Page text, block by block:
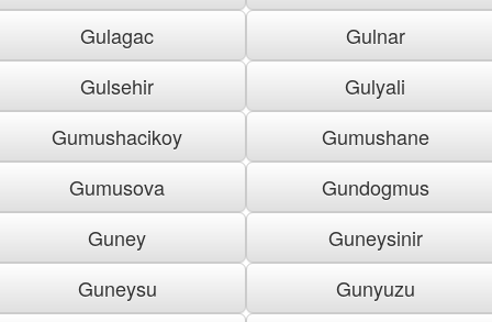
Gulagac
Gulnar
Gulsehir
Gulyali
Gumushacikoy
Gumushane
Gumusova
Gundogmus
Guney
Guneysinir
Guneysu
Gunyuzu